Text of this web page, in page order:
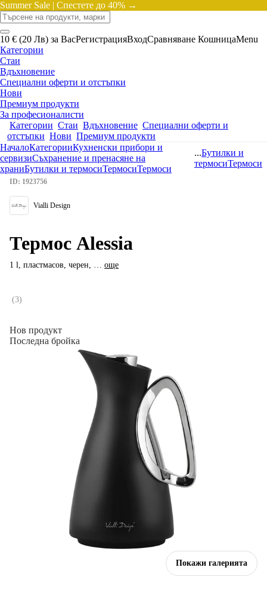
Summer Sale | Спестете до 40% →
10 € (20 Лв) за ВасРегистрацияВходСравняване КошницаMenu
Категории
Стаи
Вдъхновение
Специални оферти и отстъпки
Нови
Премиум продукти
За професионалисти
Категории Стаи Вдъхновение Специални оферти и
отстъпки Нови Премиум продукти
НачалоКатегорииКухненски прибори и
сервизиСъхранение и пренасяне на
храниБутилки и термосиТермосиТермоси
...Бутилки и
термосиТермоси
Покажи галерията
Нов продукт
Последна бройка
ID: 1923756
Vialli Design
Термос Alessia
1 l, пластмасов, черен, … още
(3)